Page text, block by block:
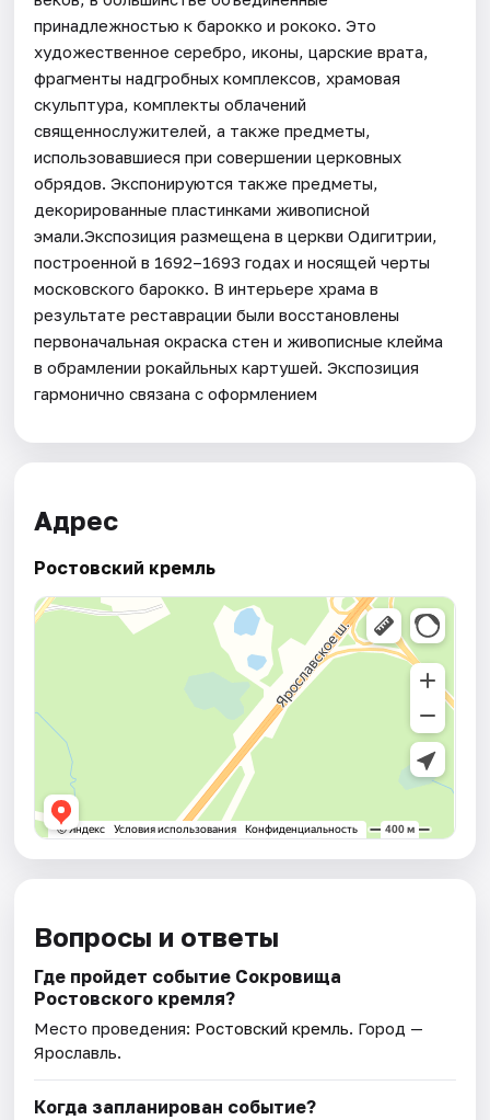
принадлежностью к барокко и рококо. Это
художественное серебро, иконы, царские врата,
фрагменты надгробных комплексов, храмовая
скульптура, комплекты облачений
священнослужителей, а также предметы,
использовавшиеся при совершении церковных
обрядов. Экспонируются также предметы,
декорированные пластинками живописной
эмали.Экспозиция размещена в церкви Одигитрии,
построенной в 1692–1693 годах и носящей черты
московского барокко. В интерьере храма в
результате реставрации были восстановлены
первоначальная окраска стен и живописные клейма
в обрамлении рокайльных картушей. Экспозиция
гармонично связана с оформлением
Адрес
Ростовский кремль
Вопросы и ответы
Где пройдет событие Сокровища
Ростовского кремля?
Место проведения: Ростовский кремль. Город —
Ярославль.
Когда запланирован событие?